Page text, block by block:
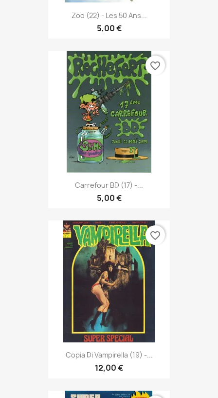
Zoo (22) - Les 50 Ans...
5,00 €
Carrefour BD (17) -...
5,00 €
favorite_border
Copia Di Vampirella (19) -...
12,00 €
favorite_border